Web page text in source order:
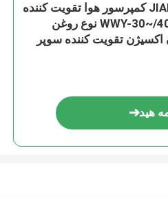
JIAPENG کمپرسور هوا تقویت کننده
WWY-30~/40-150 نوع روغن
اکسیژن تقویت کننده سوپر
هید